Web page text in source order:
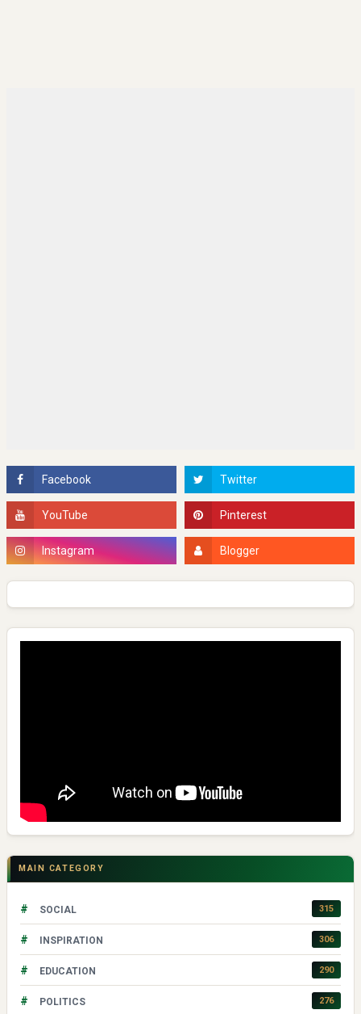
MAIN CATEGORY
# SOCIAL 315
# INSPIRATION 306
# EDUCATION 290
# POLITICS 276